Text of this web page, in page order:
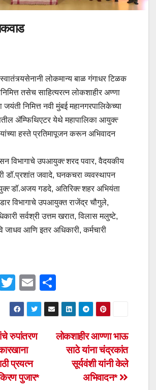
लोकमान्य बाळ गंगाधर टिळक
तसेच साहित्यरत्न लोकशाहीर अण्णा
जयंती निमित्त नवी मुंबई महानगरपालिकेच्या
ॲम्फिथिएटर येथे महापालिका आयुक्त्‍
हस्ते प्रतिमापूजन करून अभिवादन
विभागाचे उपआयुक्त्‍ शरद पवार, वैदयकीय
डॉ.प्रशांत जवादे, घनकचरा व्यवस्थापन
डॉ.अजय गडदे, अतिरिक्त्‍ शहर अभियंता
विभागाचे उपआयुक्त राजेंद्र चौगुले,
सर्वश्री उत्तम खरात, विलास मलुष्टे,
जाधव आणि इतर अधिकारी, कर्मचारी
F
T
wi
tt
er
E
m
ail
h
ar
e
लोकशाहीर आण्णा भाऊ
साठे यांना चंद्रकांत
सूर्यवंशी यांनी केले
अभिवादन*
रुपांतरण
प्रयत्न
पुजार*